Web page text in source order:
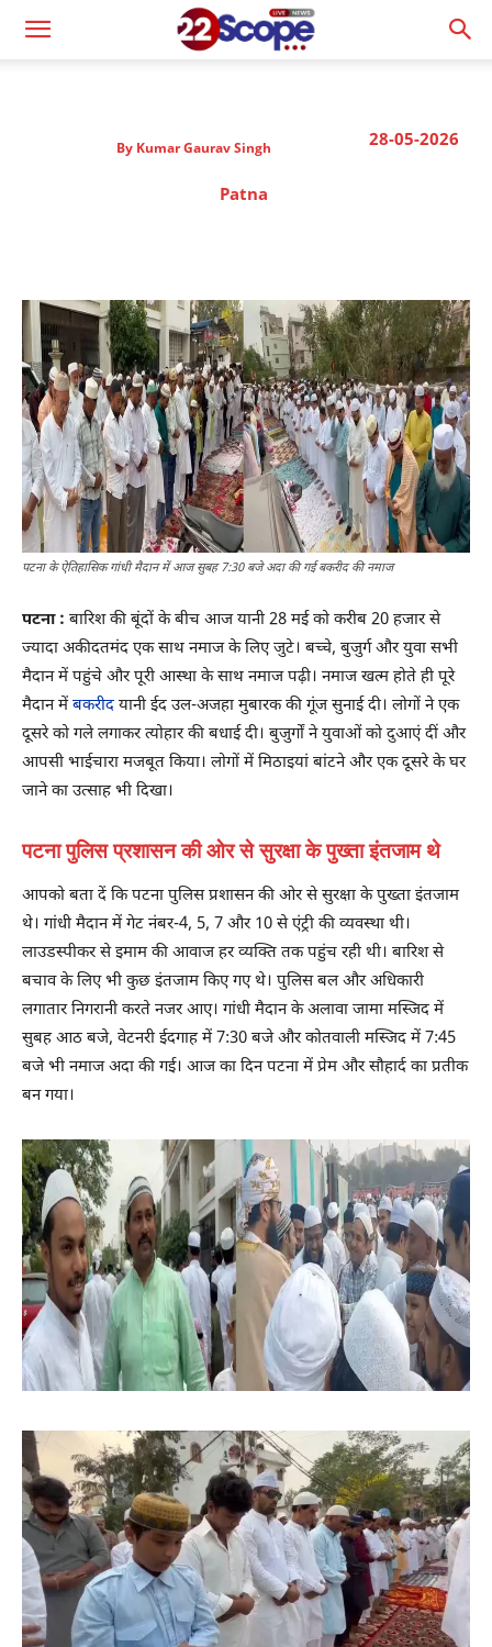
28-05-2026
By Kumar Gaurav Singh
Patna
पटना के ऐतिहासिक गांधी मैदान में आज सुबह 7:30 बजे अदा की गई बकरीद की नमाज
पटना : बारिश की बूंदों के बीच आज यानी 28 मई को करीब 20 हजार से
ज्यादा अकीदतमंद एक साथ नमाज के लिए जुटे। बच्चे, बुजुर्ग और युवा सभी
मैदान में पहुंचे और पूरी आस्था के साथ नमाज पढ़ी। नमाज खत्म होते ही पूरे
मैदान मेंबकरीद यानी ईद उल-अजहा मुबारक की गूंज सुनाई दी। लोगों ने एक
दूसरे को गले लगाकर त्योहार की बधाई दी। बुजुर्गों ने युवाओं को दुआएं दीं और
आपसी भाईचारा मजबूत किया। लोगों में मिठाइयां बांटने और एक दूसरे के घर
जाने का उत्साह भी दिखा।
पटना पुलिस प्रशासन की ओर से सुरक्षा के पुख्ता इंतजाम थे
आपको बता दें कि पटना पुलिस प्रशासन की ओर से सुरक्षा के पुख्ता इंतजाम
थे। गांधी मैदान में गेट नंबर-4, 5, 7 और 10 से एंट्री की व्यवस्था थी।
लाउडस्पीकर से इमाम की आवाज हर व्यक्ति तक पहुंच रही थी। बारिश से
बचाव के लिए भी कुछ इंतजाम किए गए थे। पुलिस बल और अधिकारी
लगातार निगरानी करते नजर आए। गांधी मैदान के अलावा जामा मस्जिद में
सुबह आठ बजे, वेटनरी ईदगाह में 7:30 बजे और कोतवाली मस्जिद में 7:45
बजे भी नमाज अदा की गई। आज का दिन पटना में प्रेम और सौहार्द का प्रतीक
बन गया।